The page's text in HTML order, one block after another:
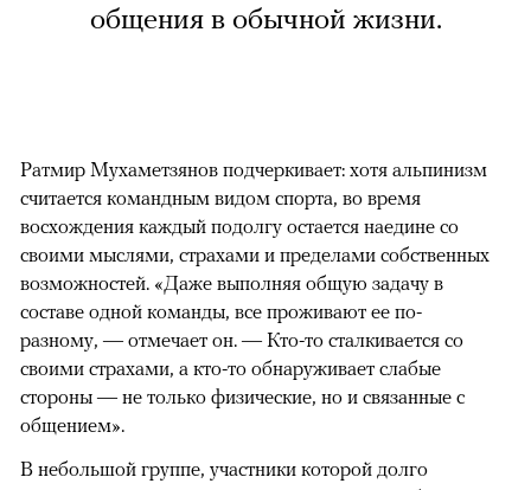
общения в обычной жизни.
Ратмир Мухаметзянов подчеркивает: хотя альпинизм
считается командным видом спорта, во время
восхождения каждый подолгу остается наедине со
своими мыслями, страхами и пределами собственных
возможностей. «Даже выполняя общую задачу в
составе одной команды, все проживают ее по-
разному, — отмечает он. — Кто-то сталкивается со
своими страхами, а кто-то обнаруживает слабые
стороны — не только физические, но и связанные с
общением».
В небольшой группе, участники которой долго